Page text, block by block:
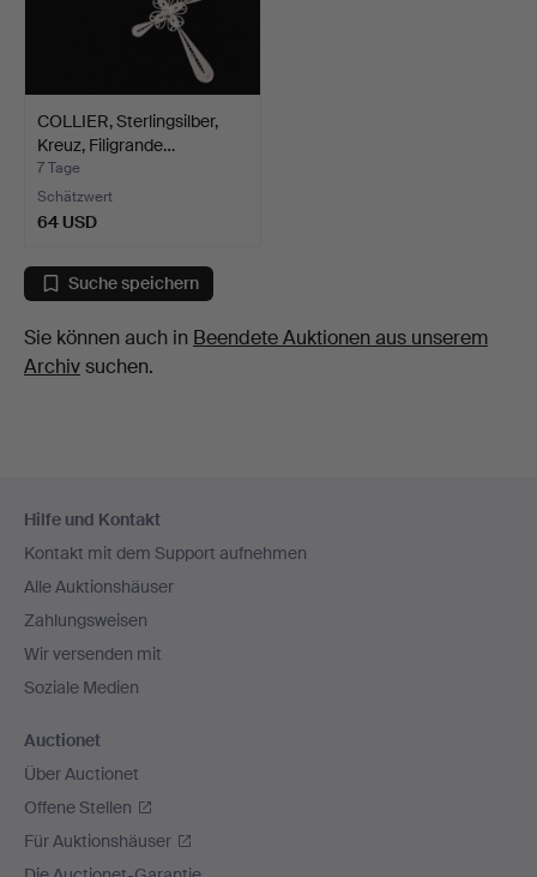
COLLIER, Sterlingsilber,
Kreuz, Filigrande…
7 Tage
Schätzwert
64 USD
Suche speichern
Sie können auch in Beendete Auktionen aus unserem
Archivsuchen.
Navigation
Hilfe und Kontakt
Kontakt mit dem Support aufnehmen
Alle Auktionshäuser
Zahlungsweisen
Wir versenden mit
Soziale Medien
Auctionet
Über Auctionet
Offene Stellen
Für Auktionshäuser